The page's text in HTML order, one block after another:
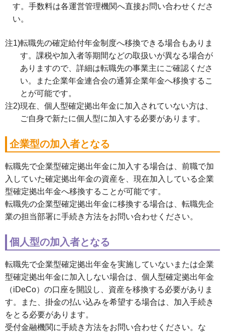
す。手数料は各運営管理機関へ直接お問い合わせくださ
い。
転職先の確定給付年金制度へ移換できる場合もありま
す。課税や加入者等期間などの取扱いが異なる場合が
ありますので、詳細は転職先の事業主にご確認くださ
い。また企業年金連合会の通算企業年金へ移換するこ
とが可能です。
現在、個人型確定拠出年金に加入されていない方は、
ご自身で新たに個人型に加入する必要があります。
企業型の加入者となる
転職先で企業型確定拠出年金に加入する場合は、前職で加
入していた確定拠出年金の資産を、現在加入している企業
型確定拠出年金へ移換することが可能です。
転職先の企業型確定拠出年金に移換する場合は、転職先企
業の担当部署に手続き方法をお問い合わせください。
個人型の加入者となる
転職先で企業型確定拠出年金を実施していないまたは企業
型確定拠出年金に加入しない場合は、個人型確定拠出年金
（iDeCo）の口座を開設し、資産を移換する必要がありま
す。また、掛金の払い込みを希望する場合は、加入手続き
をとる必要があります。
受付金融機関に手続き方法をお問い合わせください。な